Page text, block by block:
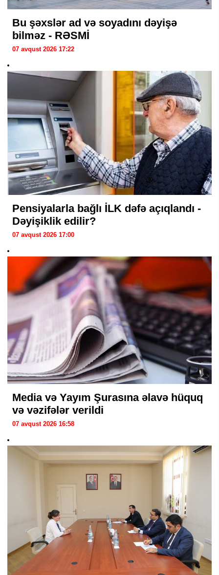
Bu şəxslər ad və soyadını dəyişə
bilməz - RƏSMİ
07 avqust 2026 17:22
Pensiyalarla bağlı İLK dəfə açıqlandı -
Dəyişiklik edilir?
07 avqust 2026 17:00
Media və Yayım Şurasına əlavə hüquq
və vəzifələr verildi
07 avqust 2026 16:58